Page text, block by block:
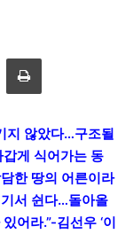
이메일
지 않았다…구조될
게 식어가는 동
한 땅의 어른이라
서 쉰다…돌아올
어라.”-김선우 ‘이